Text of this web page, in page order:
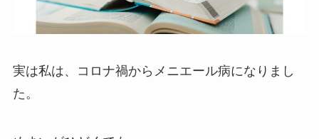
実は私は、コロナ禍からメニエール病になりまし
た。